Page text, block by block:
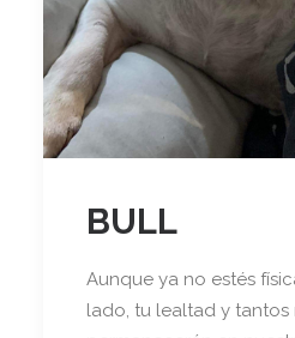
BULL
Aunque ya no estés
lado, tu lealtad y tantos